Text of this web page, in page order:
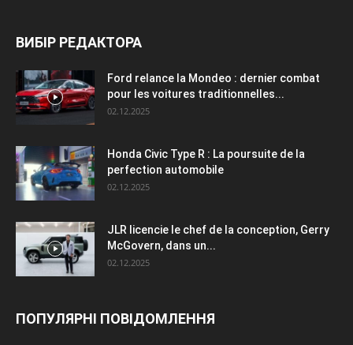
ВИБІР РЕДАКТОРА
Ford relance la Mondeo : dernier combat
pour les voitures traditionnelles...
02.12.2025
Honda Civic Type R : La poursuite de la
perfection automobile
02.12.2025
JLR licencie le chef de la conception, Gerry
McGovern, dans un...
02.12.2025
ПОПУЛЯРНІ ПОВІДОМЛЕННЯ